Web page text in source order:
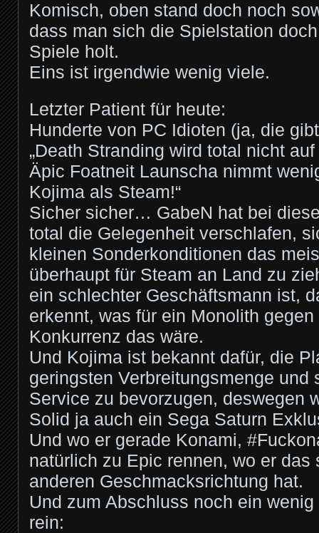
Komisch, oben stand doch noch
dass man sich die Spielstation
Spiele holt.
Eins ist irgendwie wenig viele.
Letzter Patient für heute:
Hunderte von PC Idioten (ja, die
„Death Stranding wird total nicht
Äpic Foatneit Launscha nimmt
Kojima als Steam!“
Sicher sicher… GabeN hat bei
total die Gelegenheit verschlafen,
kleinen Sonderkonditionen das
überhaupt für Steam an Land zu
ein schlechter Geschäftsmann ist,
erkennt, was für ein Monolith
Konkurrenz das wäre.
Und Kojima ist bekannt dafür, die
geringsten Verbreitungsmenge und
Service zu bevorzugen, deswegen
Solid ja auch ein Sega Saturn
Und wo er gerade Konami,
natürlich zu Epic rennen, wo er das
anderen Geschmacksrichtung hat.
Und zum Abschluss noch ein
rein: